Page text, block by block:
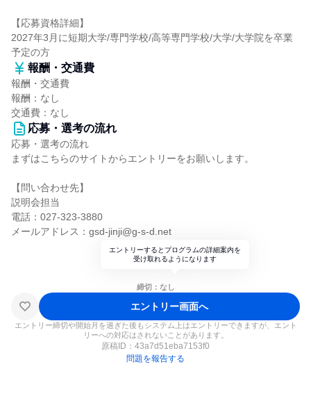
【応募資格詳細】
2027年3月に短期大学/専門学校/高等専門学校/大学/大学院を卒業
予定の方
報酬・交通費
報酬・交通費
報酬：なし
交通費：なし
応募・選考の流れ
応募・選考の流れ
まずはこちらのサイトからエントリーをお願いします。
【問い合わせ先】
説明会担当
電話：027-323-3880
メールアドレス：gsd-jinji@g-s-d.net
エントリーするとプログラムの詳細案内を
受け取れるようになります
締切：なし
エントリー画面へ
エントリー締切や開始月を過ぎた後もシステム上はエントリーできますが、エント
リーへの対応はされないことがあります。
原稿ID： 43a7d51eba7153f0
問題を報告する